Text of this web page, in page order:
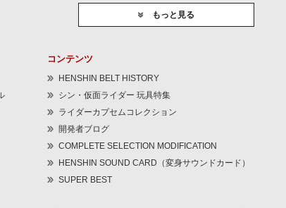
もっと見る
コンテンツ
HENSHIN BELT HISTORY
シン・仮面ライダー 玩具特集
ライダーカプセムコレクション
開発者ブログ
COMPLETE SELECTION MODIFICATION
HENSHIN SOUND CARD（変身サウンドカード）
SUPER BEST